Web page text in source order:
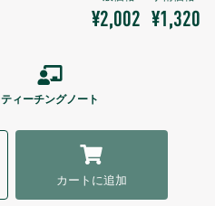
¥2,002 ¥1,320
ティーチングノート
カートに追加